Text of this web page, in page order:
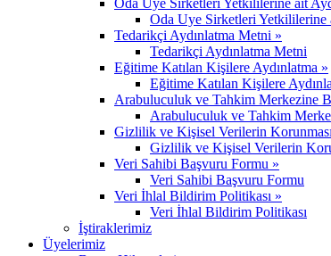
Oda Uye Sirketleri Yetkililerine ait
Oda Uye Sirketleri Yetkililerine
Tedarikçi Aydınlatma Metni »
Tedarikçi Aydınlatma Metni
Eğitime Katılan Kişilere Aydınlatma »
Eğitime Katılan Kişilere
Arabuluculuk ve Tahkim Merkezine
Arabuluculuk ve Tahkim
Gizlilik ve Kişisel Verilerin
Gizlilik ve Kişisel Verilerin
Veri Sahibi Başvuru Formu »
Veri Sahibi Başvuru Formu
Veri İhlal Bildirim Politikası »
Veri İhlal Bildirim Politikası
İştiraklerimiz
Üyelerimiz